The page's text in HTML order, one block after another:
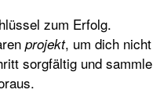
zum Erfolg.
projekt, um dich nicht
sorgfältig und sammle